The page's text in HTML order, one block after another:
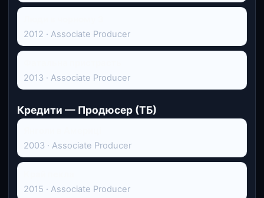
2012 · Associate Producer
2013 · Associate Producer
Кредити — Продюсер (ТБ)
2003 · Associate Producer
2015 · Associate Producer